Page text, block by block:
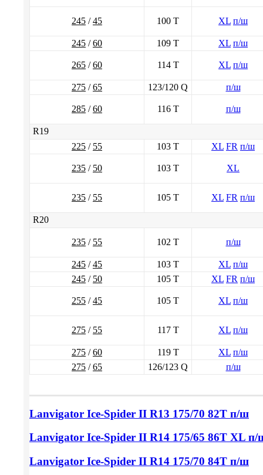
245 /45 100 T XL п/ш
245 /60 109 T XL п/ш
265 /60 114 T XL п/ш
275 /65 123/120 Q п/ш
285 /60 116 T п/ш
R19
225 / 55 103 T XL FR п/ш
235 / 50 103 T XL
235 / 55 105 T XL FR п/ш
R20
235 / 55 102 T п/ш
245 /45 103 T XL п/ш
245 / 50 105 T XL FR п/ш
255 /45 105 T XL п/ш
275 / 55 117 T XL п/ш
275 /60 119 T XL п/ш
275 /65 126/123 Q п/ш
Lanvigator Ice-Spider II R13 175/70 82T п/ш
Lanvigator Ice-Spider II R14 175/65 86T XL п/
Lanvigator Ice-Spider II R14 175/70 84T п/ш